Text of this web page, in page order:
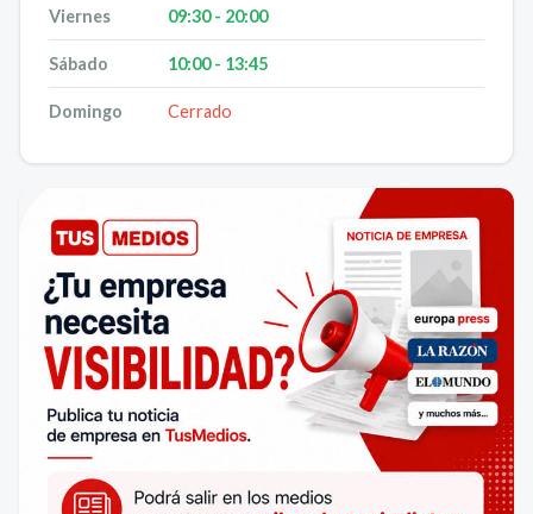
Viernes 09:30 - 20:00
Sábado 10:00 - 13:45
Domingo Cerrado